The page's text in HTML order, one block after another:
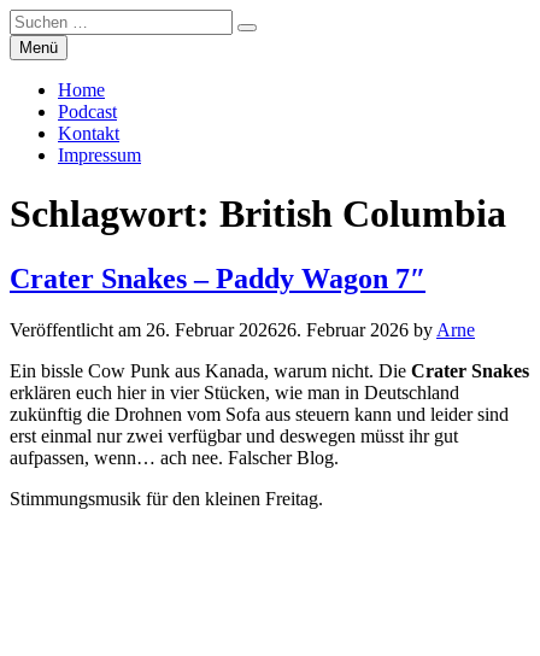
Suchen
nach:
Suchen
Zum
Inhalt
springen
Manierenversagen
Menü
Home
Podcast
Kontakt
Impressum
Schlagwort: British Columbia
Crater Snakes – Paddy Wagon 7″
Veröffentlicht am 26. Februar 202626. Februar 2026 by Arne
Ein bissle Cow Punk aus Kanada, warum nicht. Die Crater Snakes
erklären euch hier in vier Stücken, wie man in Deutschland
zukünftig die Drohnen vom Sofa aus steuern kann und leider sind
erst einmal nur zwei verfügbar und deswegen müsst ihr gut
aufpassen, wenn… ach nee. Falscher Blog.
Stimmungsmusik für den kleinen Freitag.